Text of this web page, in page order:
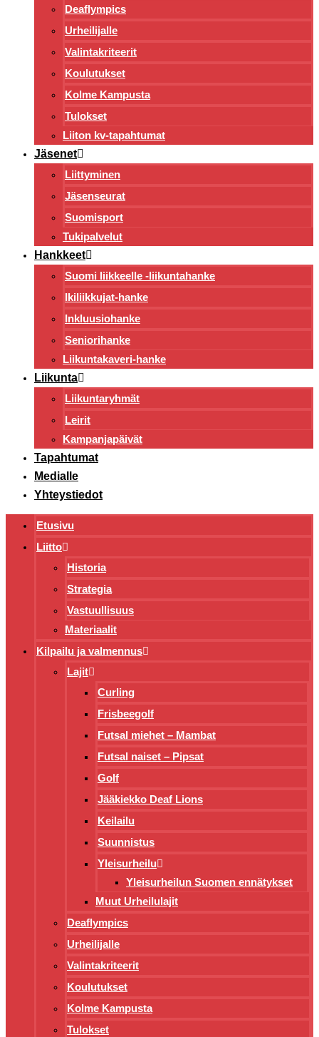
Deaflympics
Urheilijalle
Valintakriteerit
Koulutukset
Kolme Kampusta
Tulokset
Liiton kv-tapahtumat
Jäsenet
Liittyminen
Jäsenseurat
Suomisport
Tukipalvelut
Hankkeet
Suomi liikkeelle -liikuntahanke
Ikiliikkujat-hanke
Inkluusiohanke
Seniorihanke
Liikuntakaveri-hanke
Liikunta
Liikuntaryhmät
Leirit
Kampanjapäivät
Tapahtumat
Medialle
Yhteystiedot
Etusivu
Liitto
Historia
Strategia
Vastuullisuus
Materiaalit
Kilpailu ja valmennus
Lajit
Curling
Frisbeegolf
Futsal miehet – Mambat
Futsal naiset – Pipsat
Golf
Jääkiekko Deaf Lions
Keilailu
Suunnistus
Yleisurheilu
Yleisurheilun Suomen ennätykset
Muut Urheilulajit
Deaflympics
Urheilijalle
Valintakriteerit
Koulutukset
Kolme Kampusta
Tulokset